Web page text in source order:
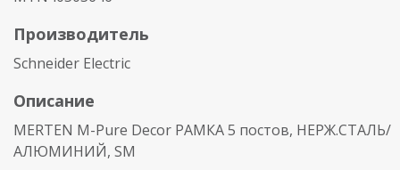
Производитель
Schneider Electric
Описание
MERTEN M-Pure Decor РАМКА 5 постов, НЕРЖ.СТАЛЬ/
АЛЮМИНИЙ, SM